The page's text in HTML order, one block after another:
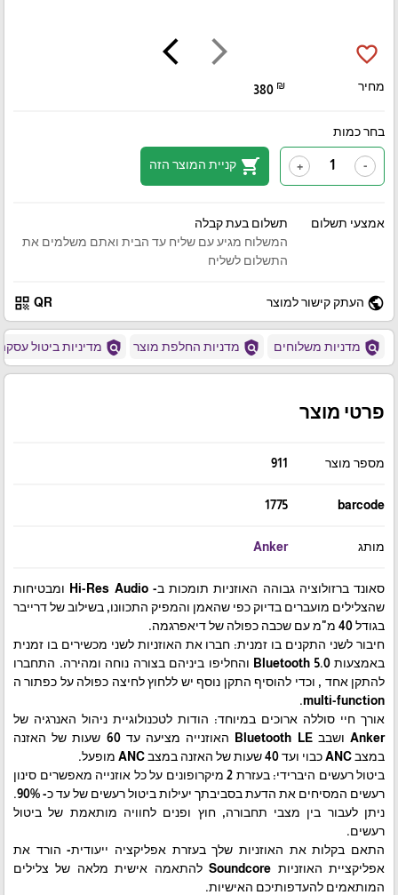
arrow_forward_ios
arrow_back_ios favorite_border
מחיר 380 ₪
בחר כמות
-
+
shopping_cart קניית המוצר הזה
אמצעי תשלום
תשלום בעת קבלה
המשלוח מגיע עם שליח עד הבית ואתם משלמים את
התשלום לשליח
public העתק קישור למוצר QR
qr_code
policy מדניות משלוחים policy מדניות החלפת מוצר policy מדיניות ביטול
פרטי מוצר
מספר מוצר 911
barcode
1775
מותג Anker
סאונד ברזולוציה גבוהה האוזניות תומכות ב- Hi-Res Audio ומבטיחות
שהצלילים מועברים בדיוק כפי שהאמן והמפיק התכוונו, בשילוב של דרייבר
בגודל 40 מ"מ עם שכבה כפולה של דיאפרגמה.
חיבור לשני התקנים בו זמנית: חברו את האוזניות לשני מכשירים בו זמנית
באמצעות Bluetooth 5.0 והחליפו ביניהם בצורה נוחה ומהירה. התחברו
להתקן אחד , וכדי להוסיף התקן נוסף יש ללחוץ לחיצה כפולה על כפתור ה
multi-function.
אורך חיי סוללה ארוכים במיוחד: הודות לטכנולוגיית ניהול האנרגיה של
Anker ושבב Bluetooth LE האוזנייה מציעה עד 60 שעות של האזנה
במצב ANC כבוי ועד 40 שעות של האזנה במצב ANC מופעל.
ביטול רעשים היברידי: בעזרת 2 מיקרופונים על כל אוזנייה מאפשרים סינון
רעשים המסיחים את הדעת בסביבתך יעילות ביטול רעשים של עד כ- 90%.
ניתן לעבור בין מצבי תחבורה, חוץ ופנים לחוויה מותאמת של ביטול
רעשים.
התאם בקלות את האוזניות שלך בעזרת אפליקציה ייעודית- הורד את
אפליקציית האוזניות Soundcore להתאמה אישית מלאה של צלילים
המותאמים להעדפותיכם האישיות.